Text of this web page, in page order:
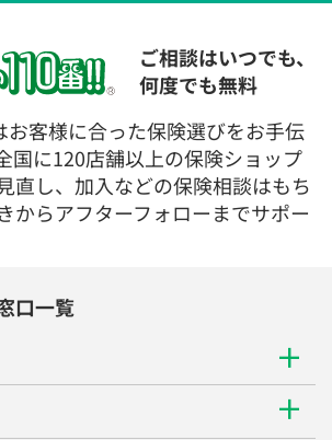
ご相談はいつでも、
何度でも無料
お客様に合った保険選びをお手伝
国に120店舗以上の保険ショップ
直し、加入などの保険相談はもち
からアフターフォローまでサポー
口一覧